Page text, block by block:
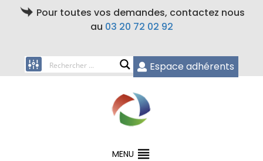
Pour toutes vos demandes, contactez nous
au 03 20 72 02 92
Espace adhérents
MENU